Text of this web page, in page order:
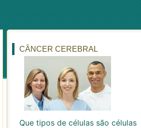
CÂNCER CEREBRAL
Que tipos de células são células